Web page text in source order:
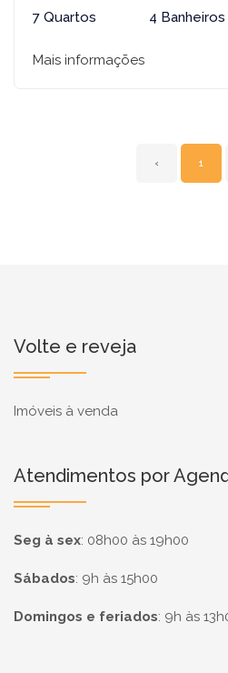
7 Quartos 4 Banheiros
Mais informações
‹ 1
Volte e reveja
Imóveis à venda
Atendimentos por
Seg à sex: 08h00 às 19h00
Sábados: 9h às 15h00
Domingos e feriados: 9h às